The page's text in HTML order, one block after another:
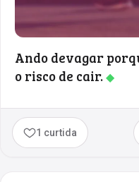
Ando devagar
o risco de cair.◆
1 curtida